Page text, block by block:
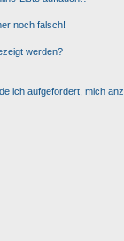
noch falsch!
werden?
ich aufgefordert, mich